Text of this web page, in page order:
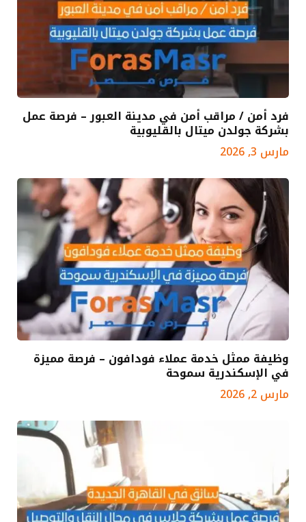
فرد أمن / مراقب أمن في مدينة العبور – فرصة عمل
بشركة جولدن ميتال بالقليوبية
مارس 3, 2026
وظيفة ممثل خدمة عملاء فودافون – فرصة مميزة
في الإسكندرية سموحة
مارس 2, 2026